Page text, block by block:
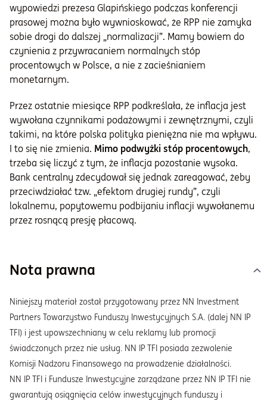
wypowiedzi prezesa Glapińskiego podczas konferencji
prasowej można było wywnioskować, że RPP nie zamyka
sobie drogi do dalszej „normalizacji”. Mamy bowiem do
czynienia z przywracaniem normalnych stóp
procentowych w Polsce, a nie z zacieśnianiem
monetarnym.
Przez ostatnie miesiące RPP podkreślała, że inflacja jest
wywołana czynnikami podażowymi i zewnętrznymi, czyli
takimi, na które polska polityka pieniężna nie ma wpływu.
I to się nie zmienia. Mimo podwyżki stóp procentowych,
trzeba się liczyć z tym, że inflacja pozostanie wysoka.
Bank centralny zdecydował się jednak zareagować, żeby
przeciwdziałać tzw. „efektom drugiej rundy”, czyli
lokalnemu, popytowemu podbijaniu inflacji wywołanemu
przez rosnącą presję płacową.
Nota prawna
Niniejszy materiał został przygotowany przez NN Investment
Partners Towarzystwo Funduszy Inwestycyjnych S.A. (dalej NN IP
TFI) i jest upowszechniany w celu reklamy lub promocji
świadczonych przez nie usług. NN IP TFI posiada zezwolenie
Komisji Nadzoru Finansowego na prowadzenie działalności.
NN IP TFI i Fundusze Inwestycyjne zarządzane przez NN IP TFI nie
gwarantują osiągnięcia celów inwestycyjnych funduszy i